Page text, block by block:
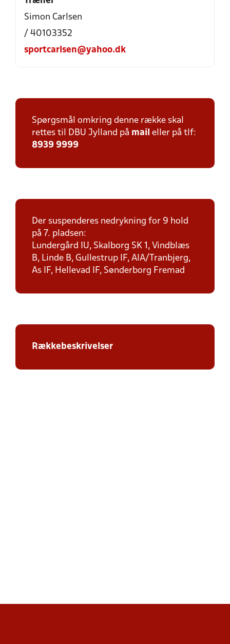
Simon Carlsen
/ 40103352
sportcarlsen@yahoo.dk
Spørgsmål omkring denne række skal
rettes til DBU Jylland på mail eller på tlf:
8939 9999
Der suspenderes nedrykning for 9 hold
på 7. pladsen:
Lundergård IU, Skalborg SK 1, Vindblæs
B, Linde B, Gullestrup IF, AIA/Tranbjerg,
As IF, Hellevad IF, Sønderborg Fremad
Rækkebeskrivelser